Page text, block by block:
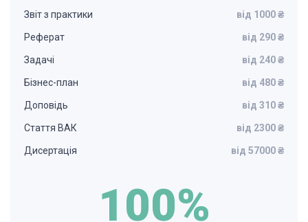
Звіт з практики від 1000 ₴
Реферат від 290 ₴
Задачі від 240 ₴
Бізнес-план від 480 ₴
Доповідь від 310 ₴
Стаття ВАК від 2300 ₴
Дисертація від 57000 ₴
100%